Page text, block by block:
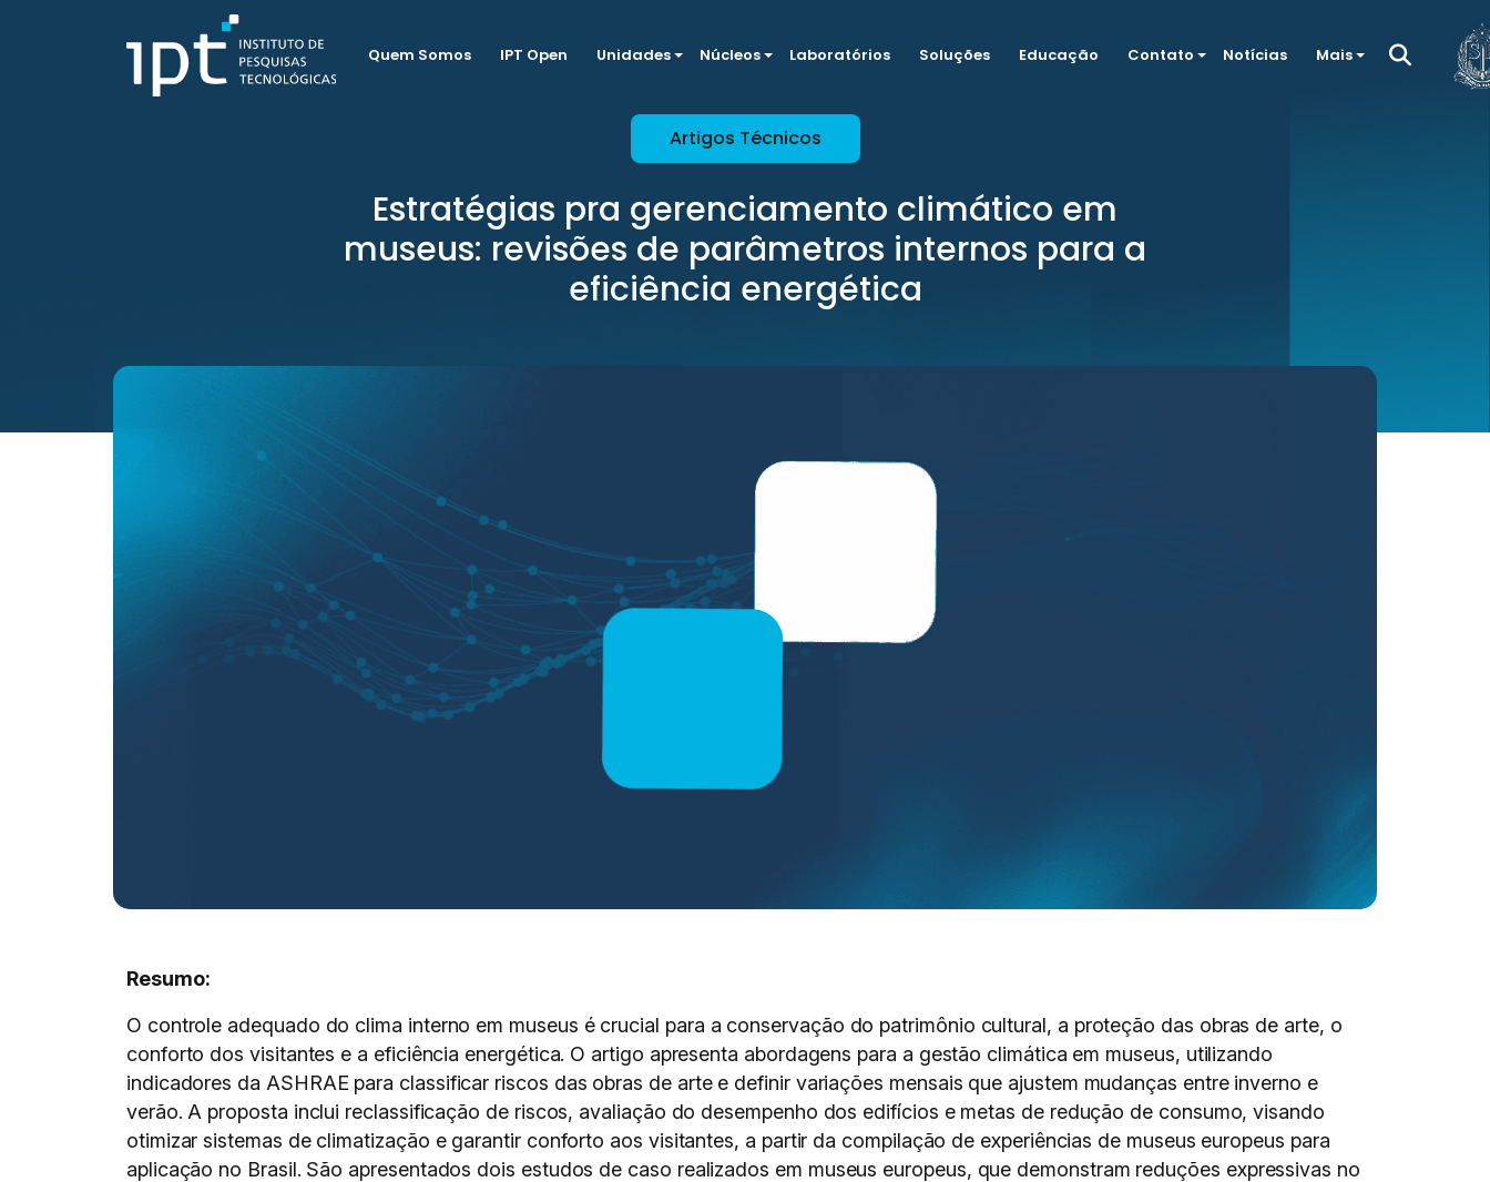
Quem Somos IPT Open Unidades Núcleos Laboratórios Soluções Educação Contato Notícias Mais
Artigos Técnicos
Estratégias pra gerenciamento climático em
museus: revisões de parâmetros internos para a
eficiência energética
Resumo:
O controle adequado do clima interno em museus é crucial para a conservação do patrimônio cultural, a proteção das obras de arte, o
conforto dos visitantes e a eficiência energética. O artigo apresenta abordagens para a gestão climática em museus, utilizando
indicadores da ASHRAE para classificar riscos das obras de arte e definir variações mensais que ajustem mudanças entre inverno e
verão. A proposta inclui reclassificação de riscos, avaliação do desempenho dos edifícios e metas de redução de consumo, visando
otimizar sistemas de climatização e garantir conforto aos visitantes, a partir da compilação de experiências de museus europeus para
aplicação no Brasil. São apresentados dois estudos de caso realizados em museus europeus, que demonstram reduções expressivas no